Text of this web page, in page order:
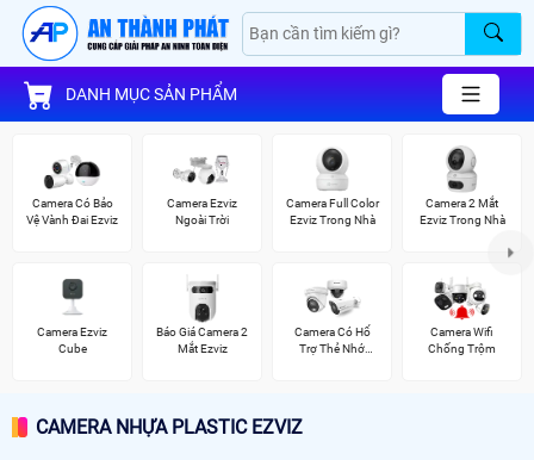
DANH MỤC SẢN PHẨM
Camera Có Bảo
Vệ Vành Đai Ezviz
Camera Ezviz
Ngoài Trời
Camera Full Color
Ezviz Trong Nhà
Camera 2 Mắt
Ezviz Trong Nhà
Camera Ezviz
Cube
Báo Giá Camera 2
Mắt Ezviz
Camera Có Hổ
Trợ Thẻ Nhớ
Camera Wifi
Chống Trộm
CAMERA NHỰA PLASTIC EZVIZ